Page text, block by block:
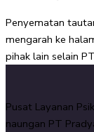
Penyematan
mengarah ke
pihak lain selain
Pusat Layanan
naungan PT